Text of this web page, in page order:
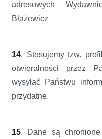
adresowych
Błażewicz
14. Stosujemy tzw.
otwieralności przez
wysyłać Państwu
przydatne.
15. Dane są